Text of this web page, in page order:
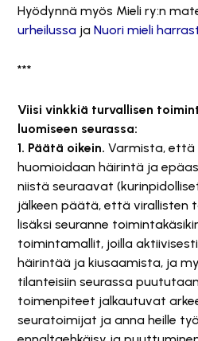
Hyödynnä myös Mieli ry:n
urheilussa ja Nuori mieli
***
Viisi vinkkiä turvallisen
luomiseen seurassa:
1. Päätä oikein. Varmista, että
huomioidaan häirintä ja
niistä seuraavat
jälkeen päätä, että virallisten
lisäksi seuranne
toimintamallit, joilla
häirintää ja kiusaamista, ja
tilanteisiin seurassa
toimenpiteet jalkautuvat
seuratoimijat ja anna heille